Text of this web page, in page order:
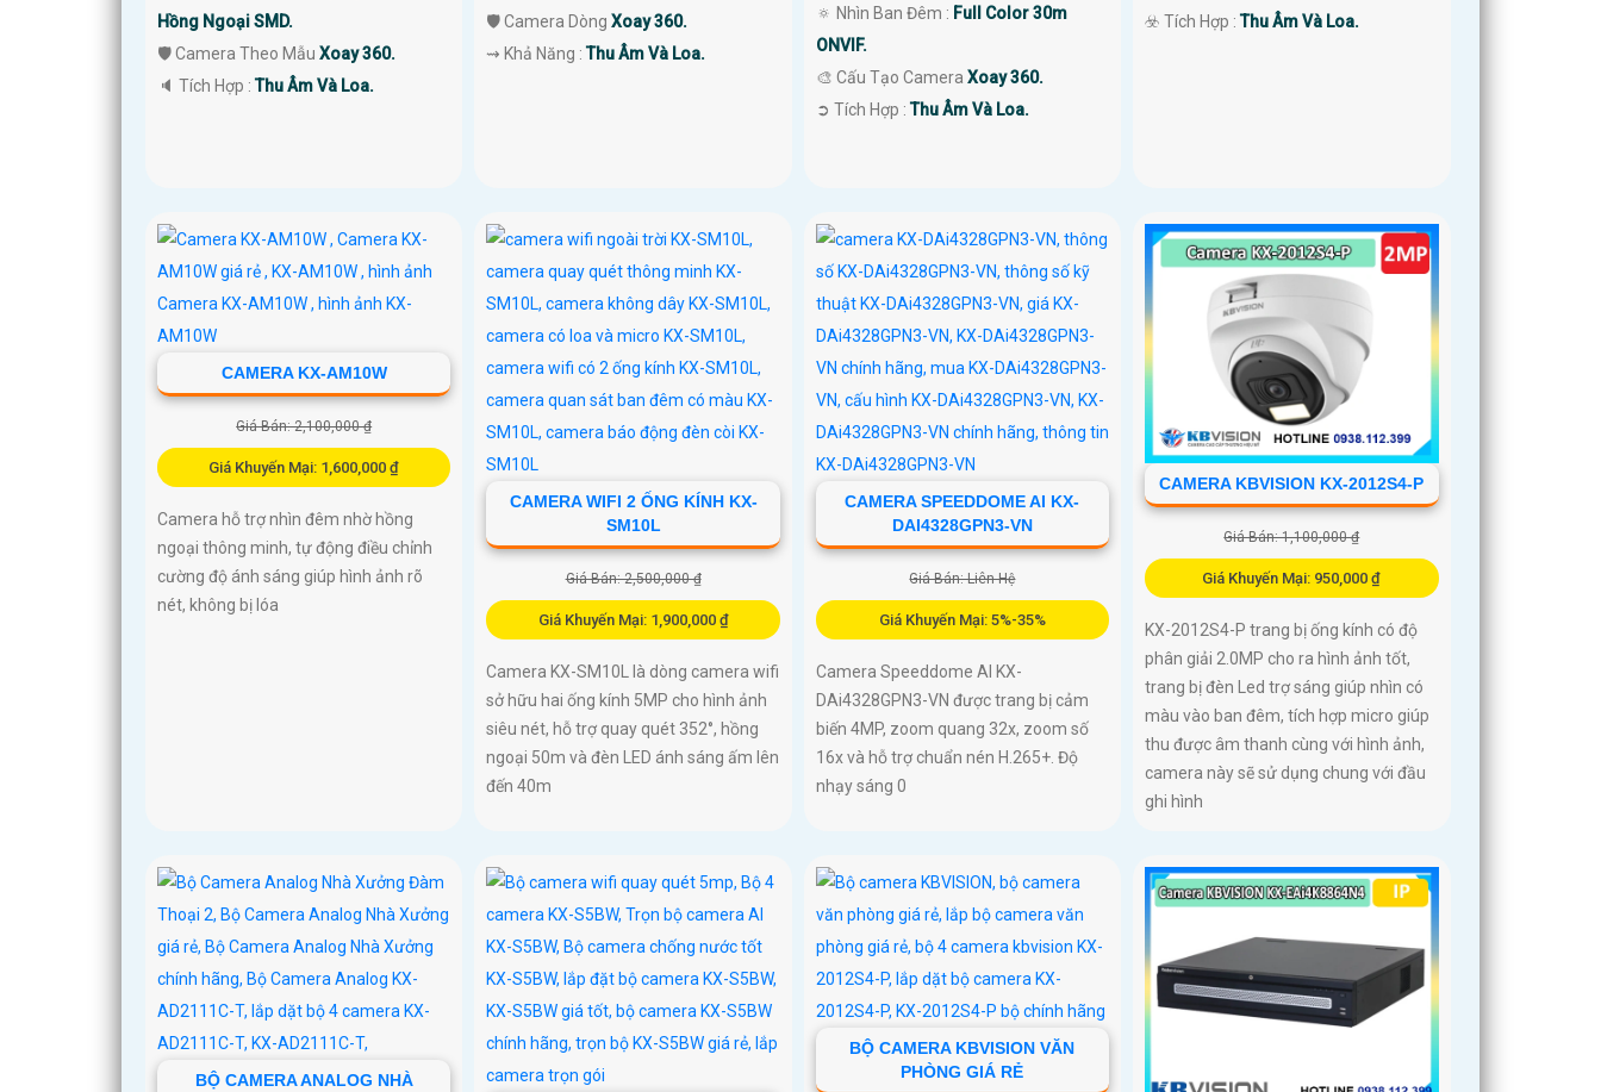
Hồng Ngoại SMD.
🛡 Camera Theo Mẫu Xoay 360.
️🔈 Tích Hợp :Thu Âm Và Loa.
🛡 Camera DòngXoay 360.
️⇝ Khả Năng :Thu Âm Và Loa.
🔅 Nhìn Ban Đêm : Full Color 30m
ONVIF.
🎨 Cấu Tạo Camera Xoay 360.
️➲ Tích Hợp :Thu Âm Và Loa.
️☣️ Tích Hợp :Thu Âm Và Loa.
CAMERA KX-AM10W
Giá Bán: 2,100,000 ₫
Giá Khuyến Mại: 1,600,000 ₫
Camera hỗ trợ nhìn đêm nhờ hồng
ngoại thông minh, tự động điều chỉnh
cường độ ánh sáng giúp hình ảnh rõ
nét, không bị lóa
CAMERA WIFI 2 ỐNG KÍNH KX-
SM10L
Giá Bán: 2,500,000 ₫
Giá Khuyến Mại: 1,900,000 ₫
Camera KX-SM10L là dòng camera wifi
sở hữu hai ống kính 5MP cho hình ảnh
siêu nét, hỗ trợ quay quét 352°, hồng
ngoại 50m và đèn LED ánh sáng ấm lên
đến 40m
CAMERA SPEEDDOME AI KX-
DAI4328GPN3-VN
Giá Bán: Liên Hệ
Giá Khuyến Mại: 5%-35%
Camera Speeddome AI KX-
DAi4328GPN3-VN được trang bị cảm
biến 4MP, zoom quang 32x, zoom số
16x và hỗ trợ chuẩn nén H.265+. Độ
nhạy sáng 0
CAMERA KBVISION KX-2012S4-P
Giá Bán: 1,100,000 ₫
Giá Khuyến Mại: 950,000 ₫
KX-2012S4-P trang bị ống kính có độ
phân giải 2.0MP cho ra hình ảnh tốt,
trang bị đèn Led trợ sáng giúp nhìn có
màu vào ban đêm, tích hợp micro giúp
thu được âm thanh cùng với hình ảnh,
camera này sẽ sử dụng chung với đầu
ghi hình
BỘ CAMERA ANALOG NHÀ
BỘ CAMERA KBVISION VĂN
PHÒNG GIÁ RẺ